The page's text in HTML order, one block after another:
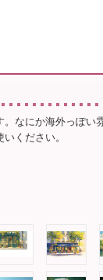
なにか海外っぽい
ください。